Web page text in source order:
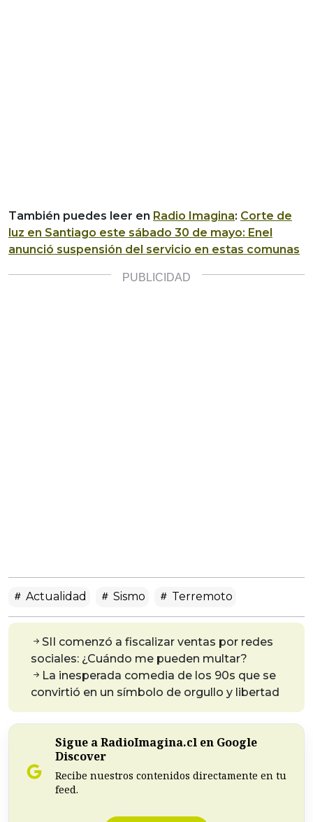
También puedes leer en Radio Imagina: Corte de
luz en Santiago este sábado 30 de mayo: Enel
anunció suspensión del servicio en estas comunas
Actualidad Sismo Terremoto
SII comenzó a fiscalizar ventas por redes
sociales: ¿Cuándo me pueden multar?
La inesperada comedia de los 90s que se
convirtió en un símbolo de orgullo y libertad
Sigue a RadioImagina.cl en Google
Discover
Recibe nuestros contenidos directamente en tu
feed.